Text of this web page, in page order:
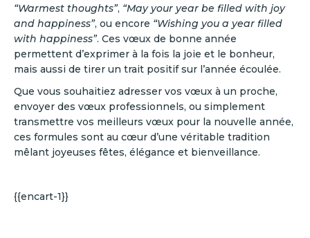
“Warmest thoughts”, “May your year be filled with joy
and happiness”, ou encore “Wishing you a year filled
with happiness”. Ces vœux de bonne année
permettent d’exprimer à la fois la joie et le bonheur,
mais aussi de tirer un trait positif sur l’année écoulée.
Que vous souhaitiez adresser vos vœux à un proche,
envoyer des vœux professionnels, ou simplement
transmettre vos meilleurs vœux pour la nouvelle année,
ces formules sont au cœur d’une véritable tradition
mêlant joyeuses fêtes, élégance et bienveillance.
{{encart-1}}